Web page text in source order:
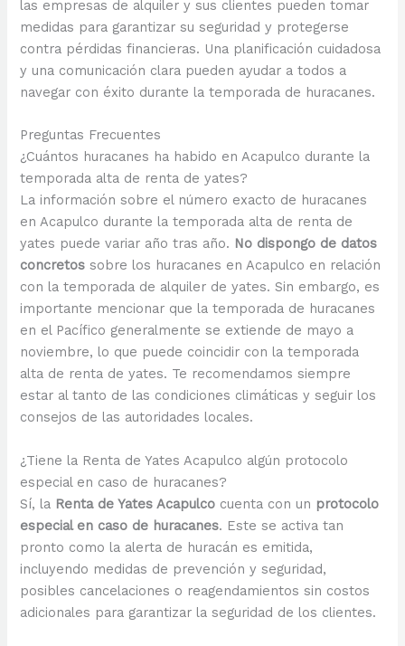
las empresas de alquiler y sus clientes pueden tomar
medidas para garantizar su seguridad y protegerse
contra pérdidas financieras. Una planificación cuidadosa
y una comunicación clara pueden ayudar a todos a
navegar con éxito durante la temporada de huracanes.
Preguntas Frecuentes
¿Cuántos huracanes ha habido en Acapulco durante la
temporada alta de renta de yates?
La información sobre el número exacto de huracanes
en Acapulco durante la temporada alta de renta de
yates puede variar año tras año. No dispongo de datos
concretos sobre los huracanes en Acapulco en relación
con la temporada de alquiler de yates. Sin embargo, es
importante mencionar que la temporada de huracanes
en el Pacífico generalmente se extiende de mayo a
noviembre, lo que puede coincidir con la temporada
alta de renta de yates. Te recomendamos siempre
estar al tanto de las condiciones climáticas y seguir los
consejos de las autoridades locales.
¿Tiene la Renta de Yates Acapulco algún protocolo
especial en caso de huracanes?
Sí, la Renta de Yates Acapulco cuenta con un protocolo
especial en caso de huracanes. Este se activa tan
pronto como la alerta de huracán es emitida,
incluyendo medidas de prevención y seguridad,
posibles cancelaciones o reagendamientos sin costos
adicionales para garantizar la seguridad de los clientes.